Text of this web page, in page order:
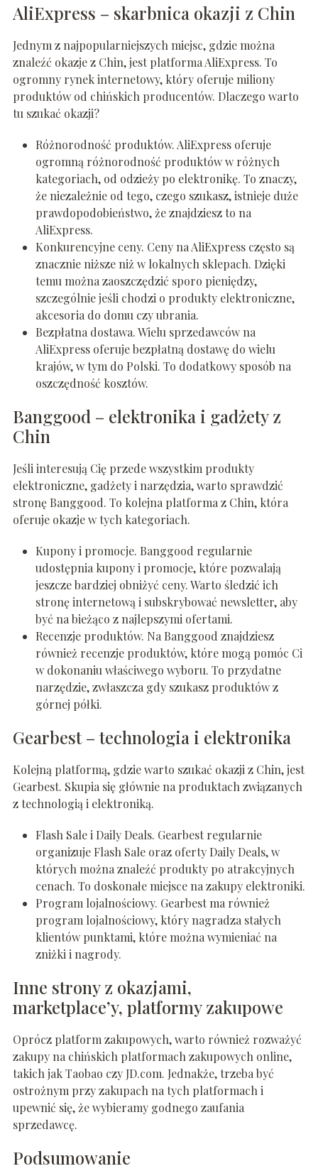
AliExpress – skarbnica okazji z Chin
Jednym z najpopularniejszych miejsc, gdzie można
znaleźć okazje z Chin, jest platforma AliExpress. To
ogromny rynek internetowy, który oferuje miliony
produktów od chińskich producentów. Dlaczego warto
tu szukać okazji?
Różnorodność produktów. AliExpress oferuje
ogromną różnorodność produktów w różnych
kategoriach, od odzieży po elektronikę. To znaczy,
że niezależnie od tego, czego szukasz, istnieje duże
prawdopodobieństwo, że znajdziesz to na
AliExpress.
Konkurencyjne ceny. Ceny na AliExpress często są
znacznie niższe niż w lokalnych sklepach. Dzięki
temu można zaoszczędzić sporo pieniędzy,
szczególnie jeśli chodzi o produkty elektroniczne,
akcesoria do domu czy ubrania.
Bezpłatna dostawa. Wielu sprzedawców na
AliExpress oferuje bezpłatną dostawę do wielu
krajów, w tym do Polski. To dodatkowy sposób na
oszczędność kosztów.
Banggood – elektronika i gadżety z
Chin
Jeśli interesują Cię przede wszystkim produkty
elektroniczne, gadżety i narzędzia, warto sprawdzić
stronę Banggood. To kolejna platforma z Chin, która
oferuje okazje w tych kategoriach.
Kupony i promocje. Banggood regularnie
udostępnia kupony i promocje, które pozwalają
jeszcze bardziej obniżyć ceny. Warto śledzić ich
stronę internetową i subskrybować newsletter, aby
być na bieżąco z najlepszymi ofertami.
Recenzje produktów. Na Banggood znajdziesz
również recenzje produktów, które mogą pomóc Ci
w dokonaniu właściwego wyboru. To przydatne
narzędzie, zwłaszcza gdy szukasz produktów z
górnej półki.
Gearbest – technologia i elektronika
Kolejną platformą, gdzie warto szukać okazji z Chin, jest
Gearbest. Skupia się głównie na produktach związanych
z technologią i elektroniką.
Flash Sale i Daily Deals. Gearbest regularnie
organizuje Flash Sale oraz oferty Daily Deals, w
których można znaleźć produkty po atrakcyjnych
cenach. To doskonałe miejsce na zakupy elektroniki.
Program lojalnościowy. Gearbest ma również
program lojalnościowy, który nagradza stałych
klientów punktami, które można wymieniać na
zniżki i nagrody.
Inne strony z okazjami,
marketplace’y, platformy zakupowe
Oprócz platform zakupowych, warto również rozważyć
zakupy na chińskich platformach zakupowych online,
takich jak Taobao czy JD.com. Jednakże, trzeba być
ostrożnym przy zakupach na tych platformach i
upewnić się, że wybieramy godnego zaufania
sprzedawcę.
Podsumowanie